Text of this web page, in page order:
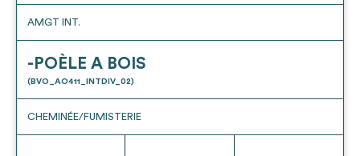
AMGT INT.
-POÈLE A BOIS
(BVO_AO411_INTDIV_02)
CHEMINÉE/FUMISTERIE